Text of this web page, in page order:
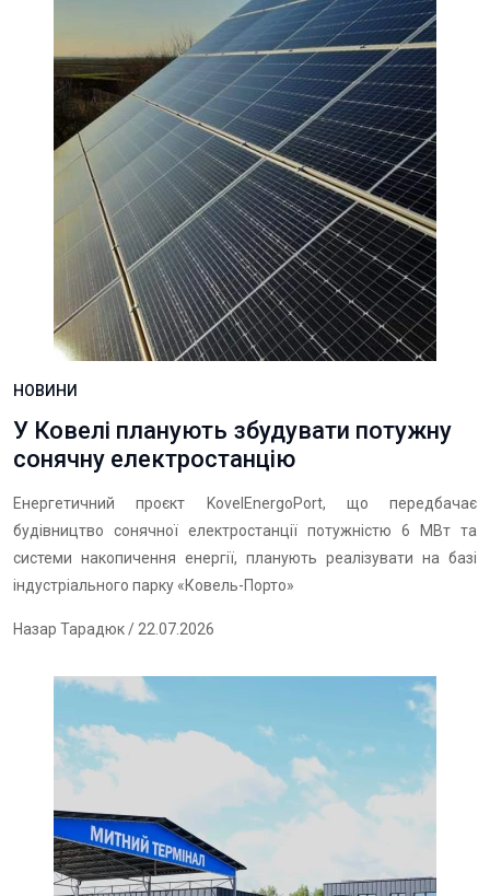
НОВИНИ
У Ковелі планують збудувати потужну
сонячну електростанцію
Енергетичний проєкт KovelEnergoPort, що передбачає
будівництво сонячної електростанції потужністю 6 МВт та
системи накопичення енергії, планують реалізувати на базі
індустріального парку «Ковель-Порто»
Назар Тарадюк/ 22.07.2026